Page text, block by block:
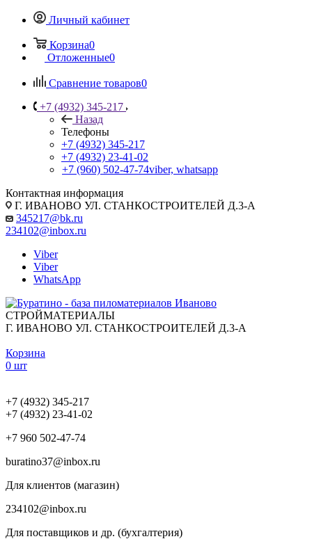
Личный кабинет
Корзина0
Отложенные0
Сравнение товаров0
+7 (4932) 345-217
Назад
Телефоны
+7 (4932) 345-217
+7 (4932) 23-41-02
+7 (960) 502-47-74viber, whatsapp
Контактная информация
Г. ИВАНОВО УЛ. СТАНКОСТРОИТЕЛЕЙ Д.3-А
345217@bk.ru
234102@inbox.ru
Viber
Viber
WhatsApp
СТРОЙМАТЕРИАЛЫ
Г. ИВАНОВО УЛ. СТАНКОСТРОИТЕЛЕЙ Д.3-А
Корзина
0 шт
+7 (4932) 345-217
+7 (4932) 23-41-02
+7 960 502-47-74
buratino37@inbox.ru
Для клиентов (магазин)
234102@inbox.ru
Для поставщиков и др. (бухгалтерия)